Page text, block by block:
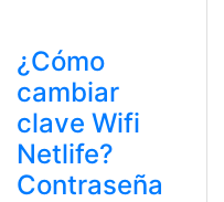
¿Cómo
cambiar
clave Wifi
Netlife?
Contraseña